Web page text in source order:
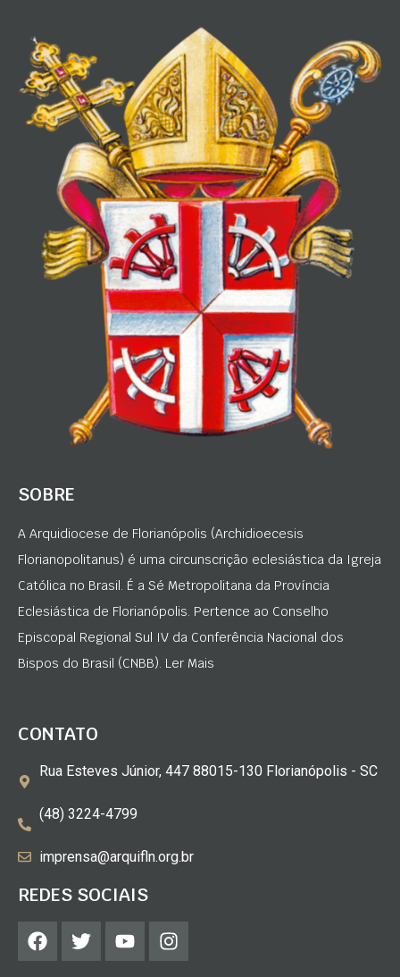
SOBRE
A Arquidiocese de Florianópolis (Archidioecesis
Florianopolitanus) é uma circunscrição eclesiástica da Igreja
Católica no Brasil. É a Sé Metropolitana da Província
Eclesiástica de Florianópolis. Pertence ao Conselho
Episcopal Regional Sul IV da Conferência Nacional dos
Bispos do Brasil (CNBB). Ler Mais
CONTATO
Rua Esteves Júnior, 447 88015-130 Florianópolis - SC
(48) 3224-4799
imprensa@arquifln.org.br
REDES SOCIAIS